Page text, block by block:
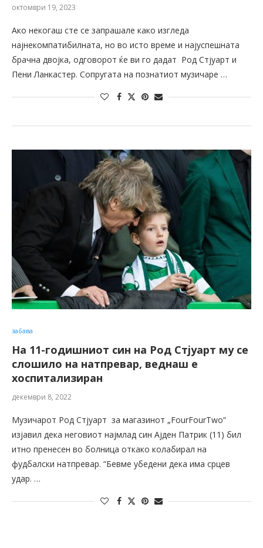
октомври 19, 2023
Ако некогаш сте се запрашале како изгледа
најнекомпатибилната, но во исто време и најуспешната
брачна двојка, одговорот ќе ви го дадат Род Стјуарт и
Пени Ланкастер. Сопругата на познатиот музичаре …
забава
На 11-годишниот син на Род Стјуарт му се
слошило на натпревар, веднаш е
хоспитализиран
декември 8, 2022
Музичарот Род Стјуарт за магазинот „FourFourTwo“
изјавил дека неговиот најмлад син Ајден Патрик (11) бил
итно пренесен во болница откако колабирал на
фудбалски натпревар. “Бевме убедени дека има срцев
удар. …